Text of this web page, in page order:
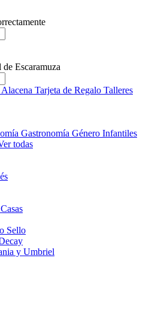
Alacena Tarjeta de Regalo Talleres
Gastronomía Género Infantiles
todas
Sello
y Umbriel